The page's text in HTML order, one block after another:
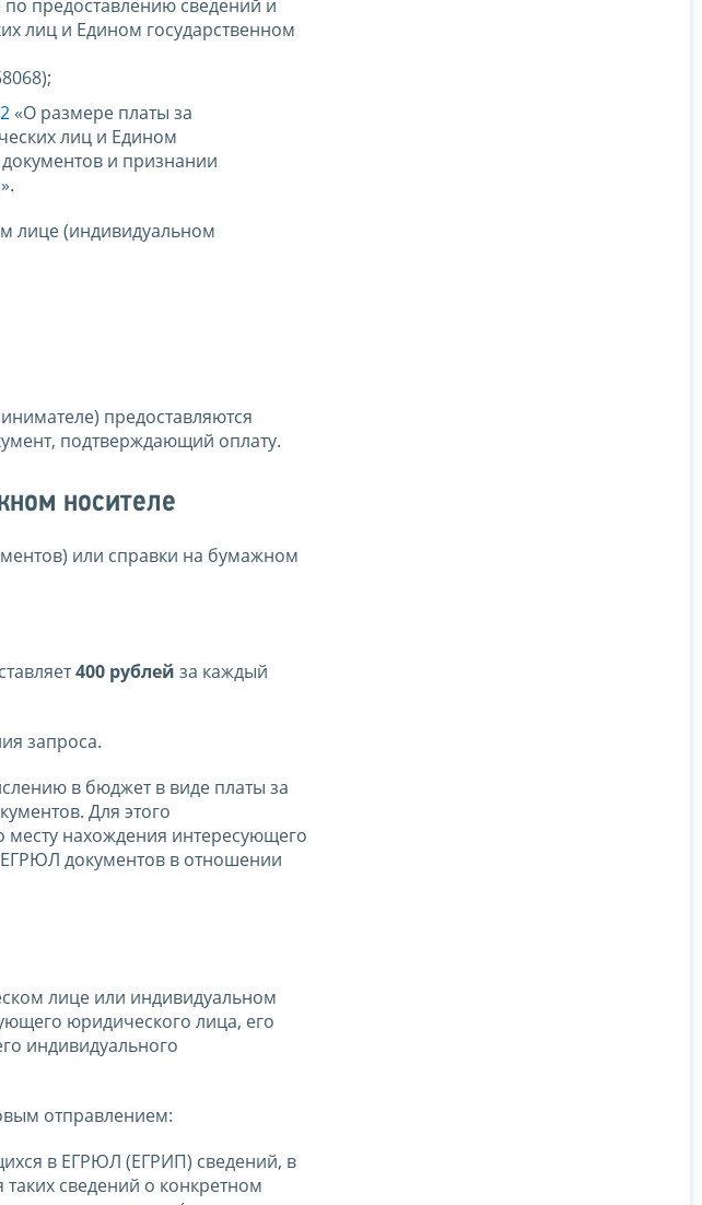
предоставлению сведений и
лиц и Едином государственном
«О размере платы за
лиц и Едином
и признании
лице (индивидуальном
предоставляются
подтверждающий оплату.
носителе
или справки на бумажном
400 рублей за каждый
запроса.
в бюджет в виде платы за
Для этого
месту нахождения интересующего
документов в отношении
лице или индивидуальном
юридического лица, его
индивидуального
отправлением:
в ЕГРЮЛ (ЕГРИП) сведений, в
сведений о конкретном